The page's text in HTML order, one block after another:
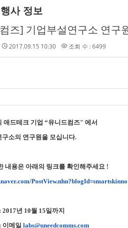
사 정보
즈] 기업부설연구소 연구
2017.09.15 10:30 조회 수 : 6499
애드테크 기업 “유니드컴즈" 에서
구소의 연구원을 모십니다.
내용은 아래의 링크를 확인해주세요 !
년 10월 15일까지
이메일 labs@uneedcomms.com